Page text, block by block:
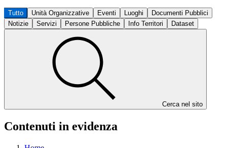
Tutto Unità Organizzative Eventi Luoghi
Documenti Pubblici
Notizie
Servizi Persone Pubbliche Info Territori Dataset
Cerca nel sito
Contenuti in evidenza